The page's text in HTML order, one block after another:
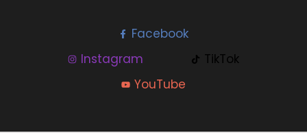
Facebook
Instagram
TikTok
YouTube